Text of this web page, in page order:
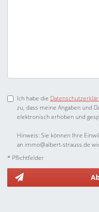
Ich habe die
zu, dass meine Angaben und
elektronisch erhoben und
Hinweis: Sie können Ihre
an immo@albert-strauss.de
* Pflichtfelder